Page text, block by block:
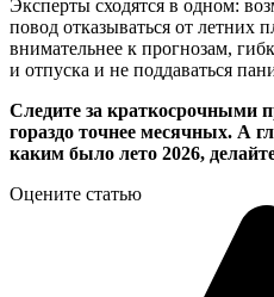
Эксперты сходятся в одном:
повод отказываться от летних
внимательнее к прогнозам,
и отпуска и не поддаваться
Следите за краткосрочными
гораздо точнее месячных. А
каким было лето 2026,
Оцените статью